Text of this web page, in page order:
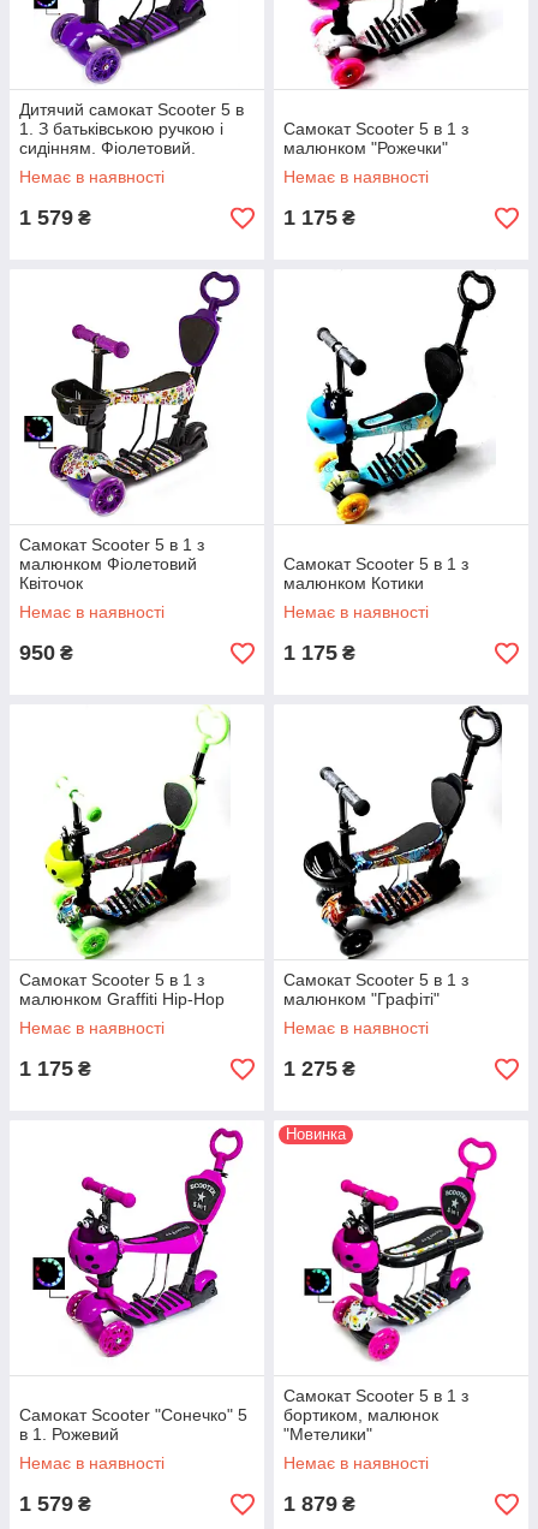
Дитячий самокат Scooter 5 в
1. З батьківською ручкою і
сидінням. Фіолетовий.
Немає в наявності
1 579 ₴
Самокат Scooter 5 в 1 з
малюнком "Рожечки"
Немає в наявності
1 175 ₴
Самокат Scooter 5 в 1 з
малюнком Фіолетовий
Квіточок
Немає в наявності
950 ₴
Самокат Scooter 5 в 1 з
малюнком Котики
Немає в наявності
1 175 ₴
Самокат Scooter 5 в 1 з
малюнком Graffiti Hip-Hop
Немає в наявності
1 175 ₴
Самокат Scooter 5 в 1 з
малюнком "Графіті"
Немає в наявності
1 275 ₴
Самокат Scooter "Сонечко" 5
в 1. Рожевий
Немає в наявності
1 579 ₴
Новинка
Самокат Scooter 5 в 1 з
бортиком, малюнок
"Метелики"
Немає в наявності
1 879 ₴